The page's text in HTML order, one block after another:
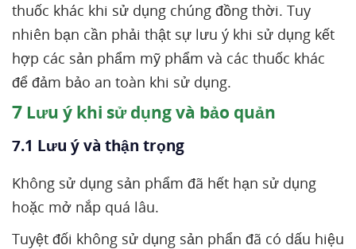
thuốc khác khi sử dụng chúng đồng thời. Tuy
nhiên bạn cần phải thật sự lưu ý khi sử dụng kết
hợp các sản phẩm mỹ phẩm và các thuốc khác
để đảm bảo an toàn khi sử dụng.
7 Lưu ý khi sử dụng và bảo quản
7.1 Lưu ý và thận trọng
Không sử dụng sản phẩm đã hết hạn sử dụng
hoặc mở nắp quá lâu.
Tuyệt đối không sử dụng sản phẩn đã có dấu hiệu